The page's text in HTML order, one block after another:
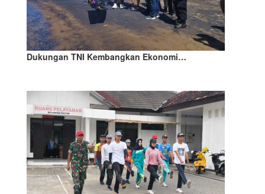
Dukungan TNI Kembangkan Ekonomi…